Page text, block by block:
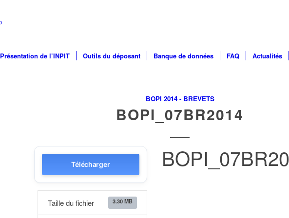
Présentation de l’INPIT Outils du déposant Banque de données FAQ Actualités
BOPI 2014 - BREVETS
BOPI_07BR2014
Télécharger
Taille du fichier 3.30 MB